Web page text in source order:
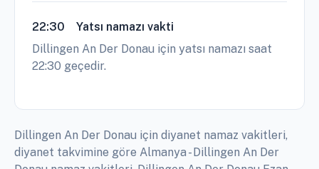
22:30
Yatsı namazı vakti
Dillingen An Der Donau için yatsı namazı saat
22:30 geçedir.
Dillingen An Der Donau için diyanet namaz vakitleri,
diyanet takvimine göre Almanya - Dillingen An Der